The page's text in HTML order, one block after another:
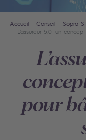
Accueil Conseil - Sopra
L’assureur 5.0 :un
pour